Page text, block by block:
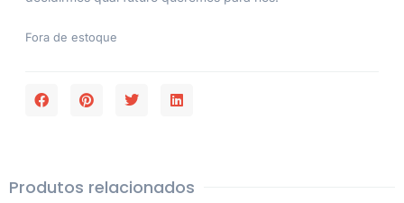
Fora de estoque
Produtos relacionados